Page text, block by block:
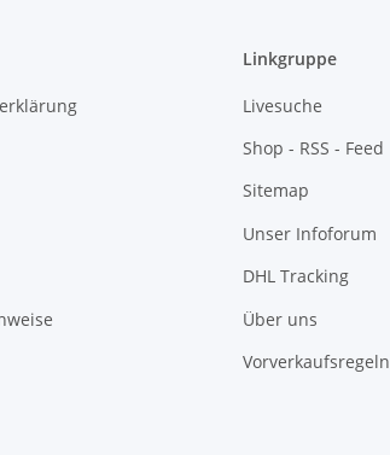
Linkgruppe
Livesuche
Shop - RSS - Feed
Sitemap
Unser Infoforum
DHL Tracking
Über uns
Vorverkaufsregeln